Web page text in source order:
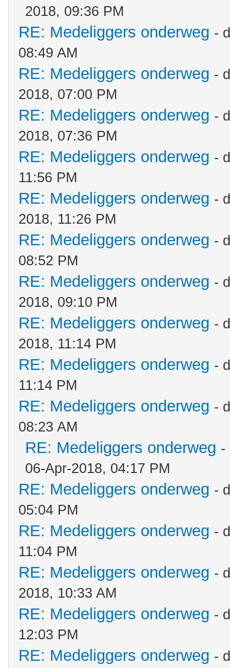
2018, 09:36 PM
RE: Medeliggers onderweg -
08:49 AM
RE: Medeliggers onderweg -
2018, 07:00 PM
RE: Medeliggers onderweg -
2018, 07:36 PM
RE: Medeliggers onderweg -
11:56 PM
RE: Medeliggers onderweg -
2018, 11:26 PM
RE: Medeliggers onderweg -
08:52 PM
RE: Medeliggers onderweg -
2018, 09:10 PM
RE: Medeliggers onderweg -
2018, 11:14 PM
RE: Medeliggers onderweg -
11:14 PM
RE: Medeliggers onderweg -
08:23 AM
RE: Medeliggers onderweg -
06-Apr-2018, 04:17 PM
RE: Medeliggers onderweg -
05:04 PM
RE: Medeliggers onderweg -
11:04 PM
RE: Medeliggers onderweg -
2018, 10:33 AM
RE: Medeliggers onderweg -
12:03 PM
RE: Medeliggers onderweg -